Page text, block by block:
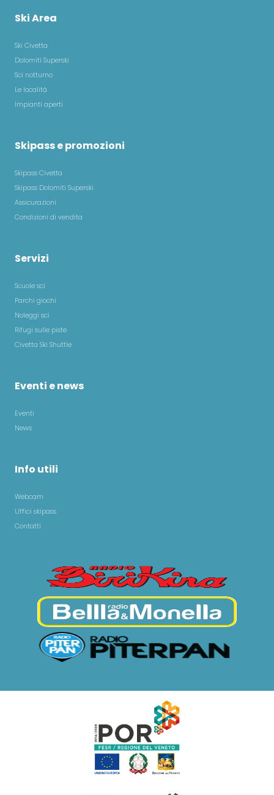
Ski Area
Ski Civetta
Dolomiti Superski
Sci notturno
Le località
Impianti aperti
Skipass e promozioni
Skipass Civetta
Skipass Dolomiti Superski
Assicurazioni
Condizioni di vendita
Servizi
Scuole sci
Parchi giochi
Noleggi sci
Rifugi sulle piste
Civetta Ski Shuttle
Eventi e news
Eventi
News
Info utili
Webcam
Uffici skipass
Contatti